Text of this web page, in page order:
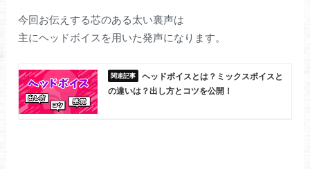
今回お伝えする芯のある太い裏声は
主にヘッドボイスを用いた発声になります。
ヘッドボイスとは？ミックスボイスと
の違いは？出し方とコツを公開！